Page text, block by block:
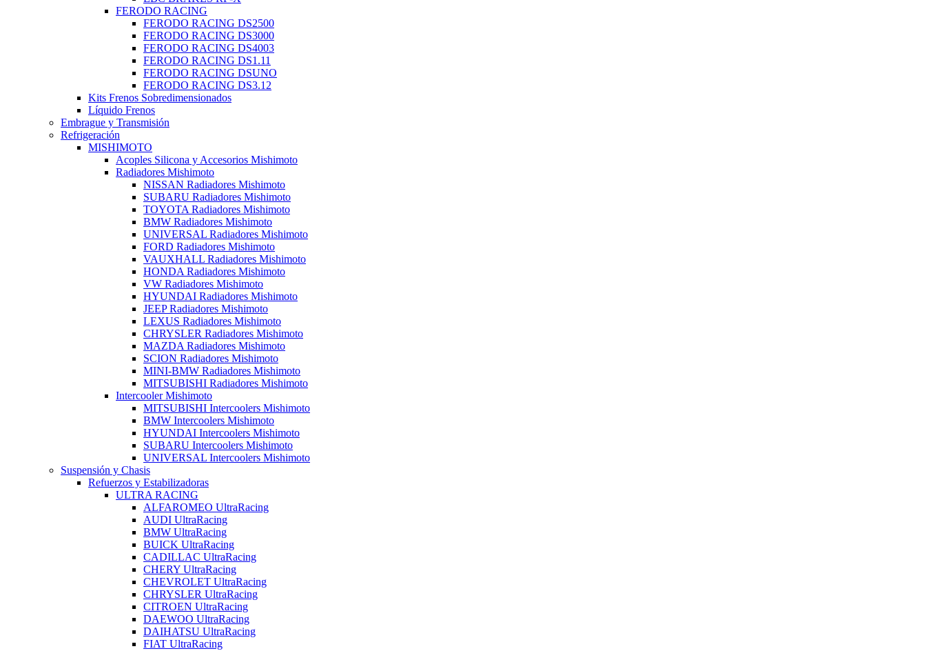
FERODO RACING
FERODO RACING DS2500
FERODO RACING DS3000
FERODO RACING DS4003
FERODO RACING DS1.11
FERODO RACING DSUNO
FERODO RACING DS3.12
Kits Frenos Sobredimensionados
Líquido Frenos
Embrague y Transmisión
Refrigeración
MISHIMOTO
Acoples Silicona y Accesorios Mishimoto
Radiadores Mishimoto
NISSAN Radiadores Mishimoto
SUBARU Radiadores Mishimoto
TOYOTA Radiadores Mishimoto
BMW Radiadores Mishimoto
UNIVERSAL Radiadores Mishimoto
FORD Radiadores Mishimoto
VAUXHALL Radiadores Mishimoto
HONDA Radiadores Mishimoto
VW Radiadores Mishimoto
HYUNDAI Radiadores Mishimoto
JEEP Radiadores Mishimoto
LEXUS Radiadores Mishimoto
CHRYSLER Radiadores Mishimoto
MAZDA Radiadores Mishimoto
SCION Radiadores Mishimoto
MINI-BMW Radiadores Mishimoto
MITSUBISHI Radiadores Mishimoto
Intercooler Mishimoto
MITSUBISHI Intercoolers Mishimoto
BMW Intercoolers Mishimoto
HYUNDAI Intercoolers Mishimoto
SUBARU Intercoolers Mishimoto
UNIVERSAL Intercoolers Mishimoto
Suspensión y Chasis
Refuerzos y Estabilizadoras
ULTRA RACING
ALFAROMEO UltraRacing
AUDI UltraRacing
BMW UltraRacing
BUICK UltraRacing
CADILLAC UltraRacing
CHERY UltraRacing
CHEVROLET UltraRacing
CHRYSLER UltraRacing
CITROEN UltraRacing
DAEWOO UltraRacing
DAIHATSU UltraRacing
FIAT UltraRacing